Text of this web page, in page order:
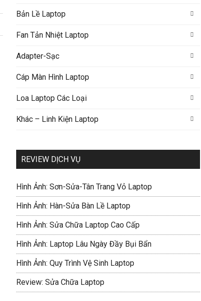
Bản Lề Laptop
Fan Tản Nhiệt Laptop
Adapter-Sạc
Cáp Màn Hình Laptop
Loa Laptop Các Loại
Khác – Linh Kiện Laptop
REVIEW DỊCH VỤ
Hình Ảnh: Sơn-Sửa-Tân Trang Vỏ Laptop
Hình Ảnh: Hàn-Sửa Bàn Lề Laptop
Hình Ảnh: Sửa Chữa Laptop Cao Cấp
Hình Ảnh: Laptop Lâu Ngày Đầy Bụi Bẩn
Hình Ảnh: Quy Trình Vệ Sinh Laptop
Review: Sửa Chữa Laptop